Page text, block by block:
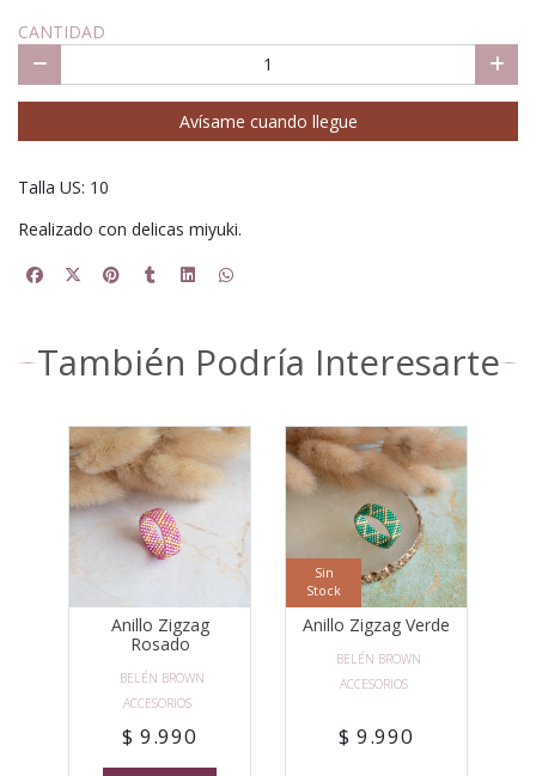
CANTIDAD
Avísame cuando llegue
Talla US: 10
Realizado con delicas miyuki.
También Podría Interesarte
Anillo Zigzag
Rosado
BELÉN BROWN
ACCESORIOS
$ 9.990
Sin
Stock
Anillo Zigzag Verde
BELÉN BROWN
ACCESORIOS
$ 9.990